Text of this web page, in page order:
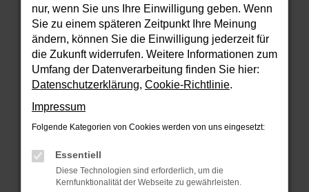
FEHLER: NETWORK ERROR
Beim Laden ist ein Fehler aufgetreten.
Hier sind ein paar Tipps, die dir helfen können:
Überprüfe deine Firewall und deine
Internetverbindung.
Laden andere Webseiten, zum Beispiel
deine Suchmaschine?
Prüfe deine Browsererweiterungen.
Manche Erweiterungen, wie Werbeblocker,
können das Laden bestimmter Seiten
nur, wenn Sie uns Ihre Einwilligung geben. Wenn
Sie zu einem späteren Zeitpunkt Ihre Meinung
ändern, können Sie die Einwilligung jederzeit für
die Zukunft widerrufen. Weitere Informationen zum
Umfang der Datenverarbeitung finden Sie hier:
Datenschutzerklärung, Cookie-Richtlinie.
Impressum
Folgende Kategorien von Cookies werden von uns eingesetzt:
Essentiell
Diese Technologien sind erforderlich, um die
Kernfunktionalität der Webseite zu gewährleisten.